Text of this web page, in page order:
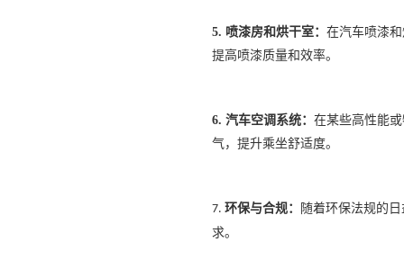
5. 喷漆房和烘干室： 在汽车喷漆
提高喷漆质量和效率。
6. 汽车空调系统： 在某些高性能
气，提升乘坐舒适度。
7. 环保与合规：
随着环保法规的
求。